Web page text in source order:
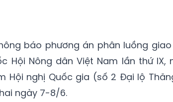
báo phương án phân luồng
Hội Nông dân Việt Nam lần thứ IX,
Hội nghị Quốc gia (số 2 Đại lộ
ngày 7-8/6.